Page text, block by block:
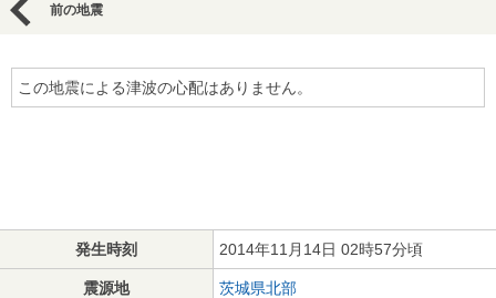
前の地震
この地震による津波の心配はありません。
発生時刻 2014年11月14日 02時57分頃
震源地 茨城県北部